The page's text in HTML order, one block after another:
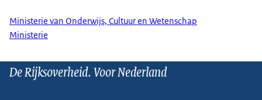
Ministerie van Onderwijs, Cultuur en Wetenschap
Ministerie
De Rijksoverheid. Voor Nederland